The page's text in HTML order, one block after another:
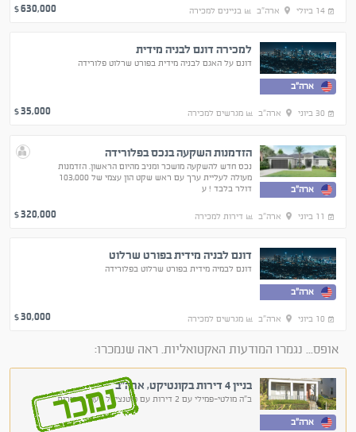
14 ביולי
ארה"ב בניינים למכירה 630,000
$
ארה"ב
למכירה דונם לבניה מידית
דונם על האגם לבניה מידית בפורט שרלוט פלורידה
30 ביוני ארה"ב מגרשים למכירה 35,000
$
ארה"ב
הזדמנות השקעה בנכס בפלורידה
נכס חדש להשקעה מושכר ומניב מהיום הראשון. הזדמנות
מעולה לעליית ערך עם ראש שקט הון עצמי של 103,000
דולר בלבד ! ע
11 ביוני ארה"ב דירות למכירה 320,000
$
ארה"ב
דונם לבניה מידית בפורט שרלוט
דונם לבמיה מידית בפורט שרלוט בפלורידה
10 ביוני ארה"ב מגרשים למכירה 30,000
$
אופס... נגמרו המודעות האקטואליות. ראה שנמכרו:
ארה"ב
בניין 4 דירות בקונטיקט, ארה"ב
ב"ה מולטי-פמילי עם 2 דירות עם פוטנציטל לעוד 2 דירות. נמכר